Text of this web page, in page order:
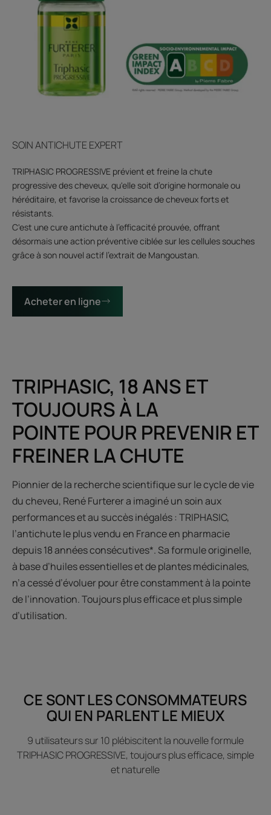
SOIN ANTICHUTE EXPERT
TRIPHASIC PROGRESSIVE prévient et freine la chute
progressive des cheveux, qu'elle soit d’origine hormonale ou
héréditaire, et favorise la croissance de cheveux forts et
résistants.
C'est une cure antichute à l’efficacité prouvée, offrant
désormais une action préventive ciblée sur les cellules souches
grâce à son nouvel actif l'extrait de Mangoustan.
Acheter en ligne
TRIPHASIC, 18 ANS ET
TOUJOURS À LA
POINTE POUR PREVENIR ET
FREINER LA CHUTE
Pionnier de la recherche scientifique sur le cycle de vie
du cheveu, René Furterer a imaginé un soin aux
performances et au succès inégalés : TRIPHASIC,
l’antichute le plus vendu en France en pharmacie
depuis 18 années consécutives*. Sa formule originelle,
à base d’huiles essentielles et de plantes médicinales,
n’a cessé d’évoluer pour être constamment à la pointe
de l’innovation. Toujours plus efficace et plus simple
d’utilisation.
CE SONT LES CONSOMMATEURS
QUI EN PARLENT LE MIEUX
9 utilisateurs sur 10 plébiscitent la nouvelle formule
TRIPHASIC PROGRESSIVE, toujours plus efficace, simple
et naturelle